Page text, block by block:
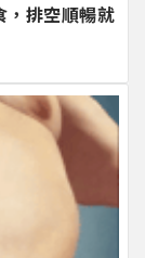
，排空順暢就